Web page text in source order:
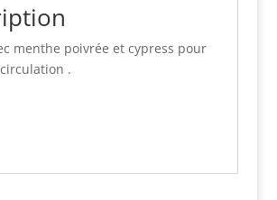
menthe poivrée et cypress pour
.